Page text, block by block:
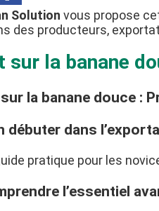
Solution vous propose
des producteurs,
sur la banane
la banane douce :
débuter dans
pratique pour les
l’essentiel